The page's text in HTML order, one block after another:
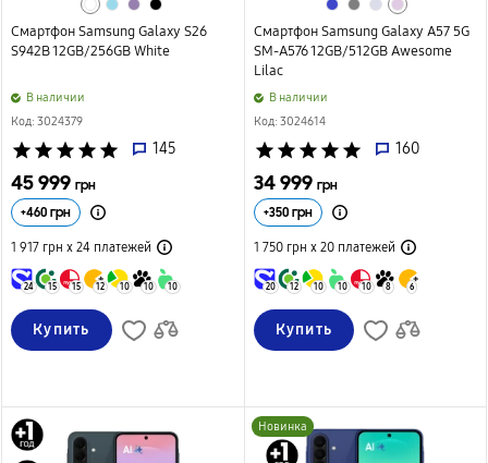
Смартфон Samsung Galaxy S26
S942B 12GB/256GB White
B наличии
Код: 3024379
star star star star star 145
45 999 грн
+460 грн
1 917 грн х 24 платежей
24 15 15 12 10 10 10
Купить
Смартфон Samsung Galaxy A57 5G
SM-A576 12GB/512GB Awesome
Lilac
B наличии
Код: 3024614
star star star star star 160
34 999 грн
+350грн
1 750 грн х 20платежей
20 12 10 10 10 8 6
Купить
Новинка